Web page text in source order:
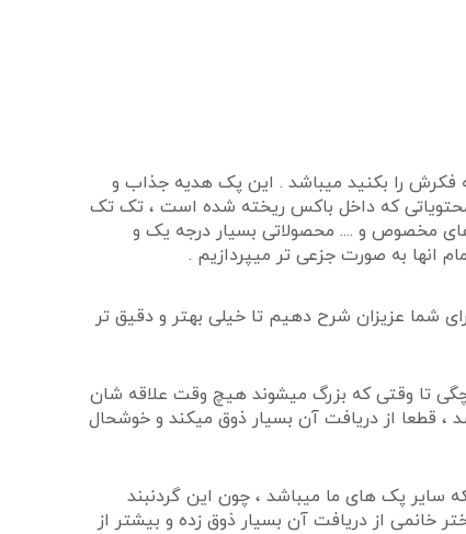
فکرش را بکنید میباشد . این پک هدیه جذاب و
که داخل باکس ریخته شده است ، تک تک
های مخصوص و .... محصولاتی بسیار درجه یک و
انها به صورت جزعی تر میپردازیم .
شما عزیزان شرح دهیم تا خیلی بهتر و دقیق تر
تا وقتی که بزرگ میشوند هیچ وقت علاقه شان
قطعا از دریافت آن بسیار ذوق میکند و خوشحال
سایر پک های ما میباشد ، چون این گردنبند
خانمی از دریافت آن بسیار ذوق زده و بیشتر از